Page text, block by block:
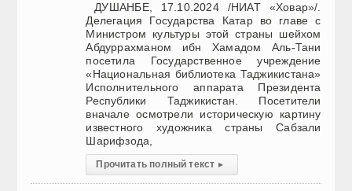
ДУШАНБЕ, 17.10.2024 /НИАТ «Ховар»/.
Делегация Государства Катар во главе с
Министром культуры этой страны шейхом
Абдуррахманом ибн Хамадом Аль-Тани
посетила Государственное учреждение
«Национальная библиотека Таджикистана»
Исполнительного аппарата Президента
Республики Таджикистан. Посетители
вначале осмотрели историческую картину
известного художника страны Сабзали
Шарифзода,
Прочитать полный текст ▸